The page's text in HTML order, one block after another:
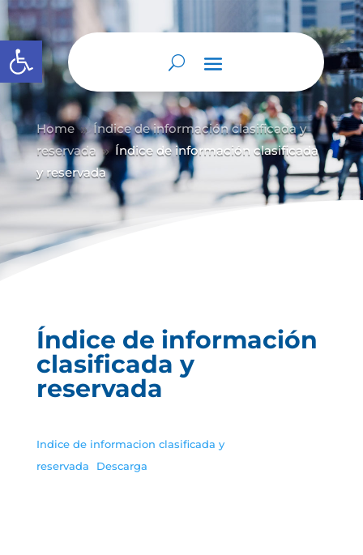
Abrir barra de herramientas
Home 9 Índice de información clasificada y
reservada 9 Índice de información clasificada
y reservada
Índice de información
clasificada y
reservada
Indice de informacion clasificada y
reservada
Descarga